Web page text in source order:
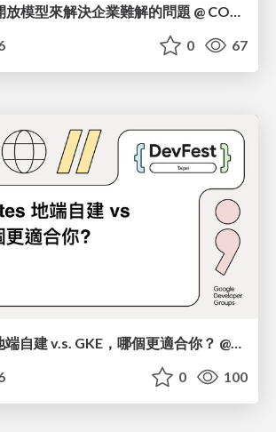
用 Gemma 3 開放模型來解決企業難解的問題 @ COSCUP 2025
0 67
0 100